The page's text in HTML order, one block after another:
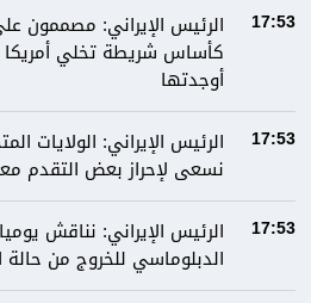
17:53
الرئيس الإيراني: مصممون
كأساس شريطة تخلي أمريكا
أوجدتها
17:53
الرئيس الإيراني: الولايات
نسعى لإحراز بعض التقدم
17:53
الرئيس الإيراني: نناقش
الدبلوماسي للخروج من حالة